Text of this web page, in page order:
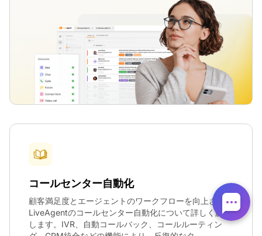
コールセンター自動化
顧客満足度とエージェントのワークフローを向上させる
LiveAgentのコールセンター自動化について詳しく解説
します。IVR、自動コールバック、コールルーティン